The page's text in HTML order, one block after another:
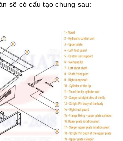
sẽ có cấu tạo chung sau: